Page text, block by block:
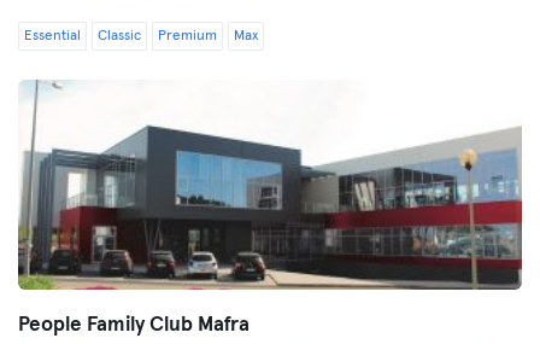
Essential Classic Premium Max
People Family Club Mafra